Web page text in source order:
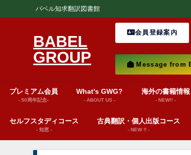
バベル知求翻訳図書館
BABEL
GROUP
会員登録案内
Message from
プレミアム会員
- 50周年記念-
What's GWG?
- ABOUT US -
海外の書籍情報
- NEW!! -
セルフスタディコース
- 知恵 -
古典翻訳・個人出版コース
- NEW !! -